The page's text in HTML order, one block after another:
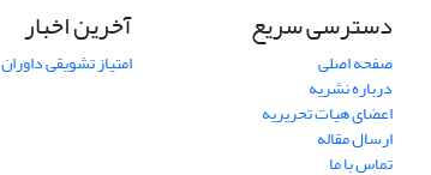
دسترسی سریع
صفحه اصلی
درباره نشریه
اعضای هیات تحریریه
ارسال مقاله
تماس با ما
آخرین اخبار
امتیاز تشویقی داوران